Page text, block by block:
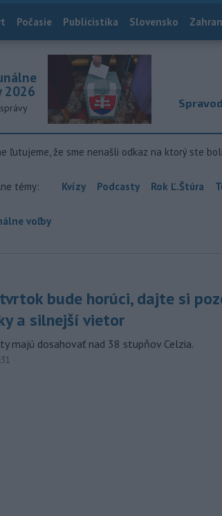
Počasie Publicistika Slovensko
2026
ľutujeme, že sme nenašli odkaz na ktorý ste
témy: Kvízy Podcasty Rok Ľ.Štúra
voľby
bude horúci, dajte si
a silnejší vietor
majú dosahovať nad 38 stupňov Celzia.